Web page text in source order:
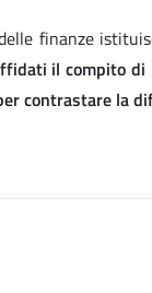
finanze
il compito di
contrastare la